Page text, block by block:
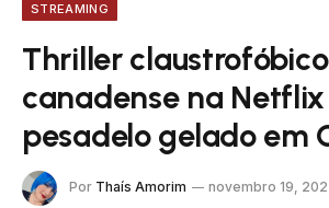
STREAMING
Thriller claustrofóbico
canadense na
pesadelo gelado em
Por Thaís Amorim
novembro 19,